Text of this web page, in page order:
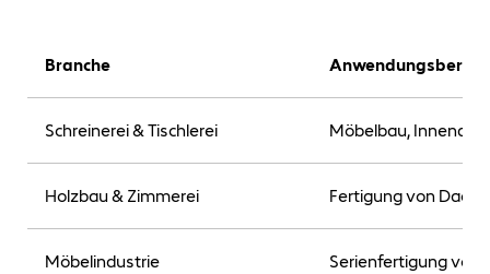
Branche
Schreinerei & Tischlerei Möbelbau,
Holzbau & Zimmerei Fertigung von
Möbelindustrie Serienfertigung von